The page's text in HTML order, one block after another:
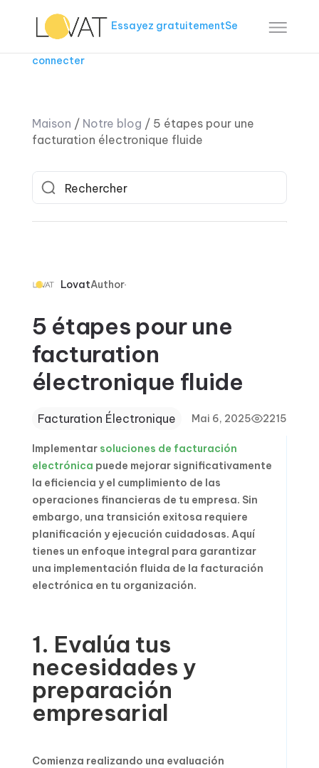
Essayez gratuitementSe
connecter
Maison / Notre blog / 5 étapes pour une
facturation électronique fluide
LovatAuthor
5 étapes pour une
facturation
électronique fluide
Facturation Électronique Mai 6, 2025 2215
Implementar soluciones de facturación
electrónica puede mejorar significativamente
la eficiencia y el cumplimiento de las
operaciones financieras de tu empresa. Sin
embargo, una transición exitosa requiere
planificación y ejecución cuidadosas. Aquí
tienes un enfoque integral para garantizar
una implementación fluida de la facturación
electrónica en tu organización.
1. Evalúa tus
necesidades y
preparación
empresarial
Comienza realizando una evaluación